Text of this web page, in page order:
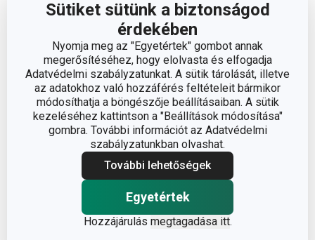
Sütiket sütünk a biztonságod
érdekében
Nyomja meg az "Egyetértek" gombot annak
megerősítéséhez, hogy elolvasta és elfogadja
Adatvédelmi szabályzatunkat. A sütik tárolását, illetve
az adatokhoz való hozzáférés feltételeit bármikor
módosíthatja a böngészője beállításaiban. A sütik
kezeléséhez kattintson a "Beállítások módosítása"
gombra. További információt az Adatvédelmi
szabályzatunkban olvashat.
További lehetőségek
Egyetértek
Hozzájárulás megtagadása itt.
ÁTMÉRŐ (CM)
Egyéb paraméterek
műanyag, szilikon,